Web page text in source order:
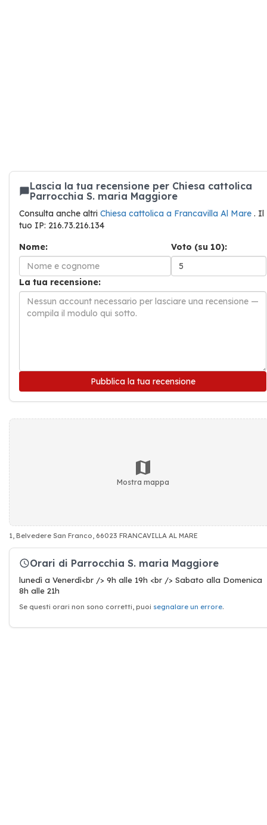
Lascia la tua recensione per Chiesa cattolica
Parrocchia S. maria Maggiore
Consulta anche altri Chiesa cattolica a Francavilla Al Mare . Il
tuo IP: 216.73.216.134
Nome:
Voto (su 10):
La tua recensione:
Pubblica la tua recensione
Mostra mappa
1, Belvedere San Franco, 66023 FRANCAVILLA AL MARE
Orari di Parrocchia S. maria Maggiore
lunedì a Venerdì<br /> 9h alle 19h <br /> Sabato alla Domenica
8h alle 21h
Se questi orari non sono corretti, puoi segnalare un errore.